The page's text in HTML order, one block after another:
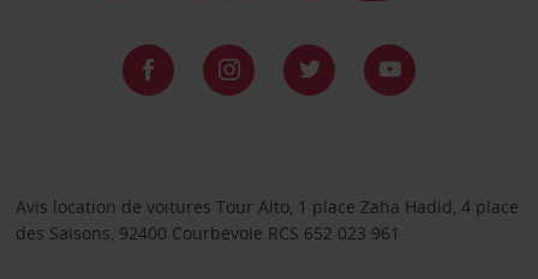
Avis location de voitures Tour Alto, 1 place Zaha Hadid, 4 place
des Saisons, 92400 Courbevoie RCS 652 023 961